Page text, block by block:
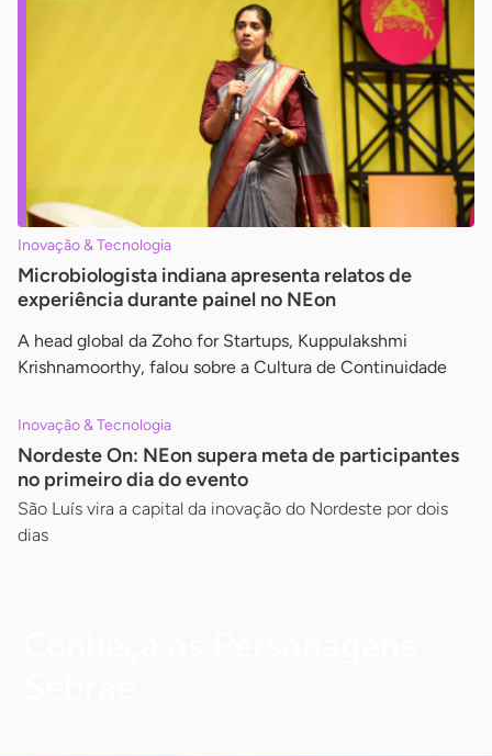
Inovação & Tecnologia
Microbiologista indiana apresenta relatos de
experiência durante painel no NEon
A head global da Zoho for Startups, Kuppulakshmi
Krishnamoorthy, falou sobre a Cultura de Continuidade
Inovação & Tecnologia
Nordeste On: NEon supera meta de participantes
no primeiro dia do evento
São Luís vira a capital da inovação do Nordeste por dois
dias